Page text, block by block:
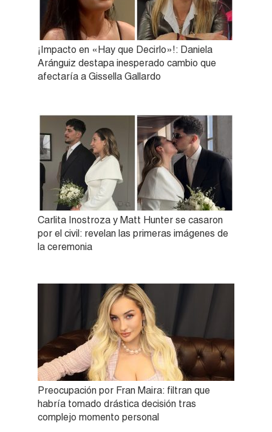
¡Impacto en «Hay que Decirlo»!: Daniela
Aránguiz destapa inesperado cambio que
afectaría a Gissella Gallardo
Carlita Inostroza y Matt Hunter se casaron
por el civil: revelan las primeras imágenes de
la ceremonia
Preocupación por Fran Maira: filtran que
habría tomado drástica decisión tras
complejo momento personal